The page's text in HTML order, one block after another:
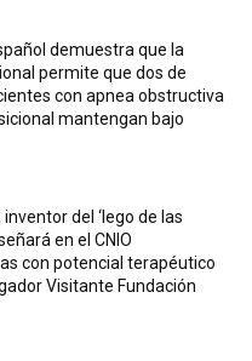
demuestra que la
permite que dos de
con apnea obstructiva
mantengan bajo
del ‘lego de las
en el CNIO
con potencial terapéutico
Visitante Fundación